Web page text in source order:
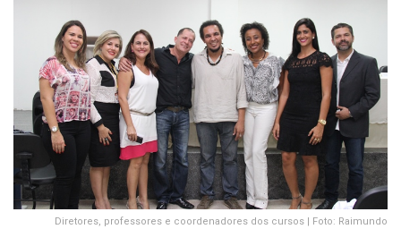
Diretores, professores e coordenadores dos cursos | Foto: Raimundo